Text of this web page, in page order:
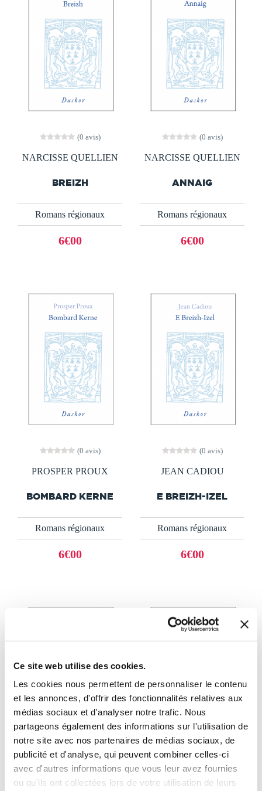
Ce site web utilise des cookies.
Les cookies nous permettent de personnaliser le contenu
et les annonces, d'offrir des fonctionnalités relatives aux
médias sociaux et d'analyser notre trafic. Nous
partageons également des informations sur l'utilisation de
notre site avec nos partenaires de médias sociaux, de
publicité et d'analyse, qui peuvent combiner celles-ci
avec d'autres informations que vous leur avez fournies
ou qu'ils ont collectées lors de votre utilisation de leurs
(0 avis)
NARCISSE QUELLIEN
BREIZH
Romans régionaux
6€00
(0 avis)
NARCISSE QUELLIEN
ANNAIG
Romans régionaux
6€00
(0 avis)
PROSPER PROUX
BOMBARD KERNE
Romans régionaux
6€00
(0 avis)
JEAN CADIOU
E BREIZH-IZEL
Romans régionaux
6€00
(0 avis)
PIERRE DESIRE DE
(0 avis)
JOSEPH-MARIE LE